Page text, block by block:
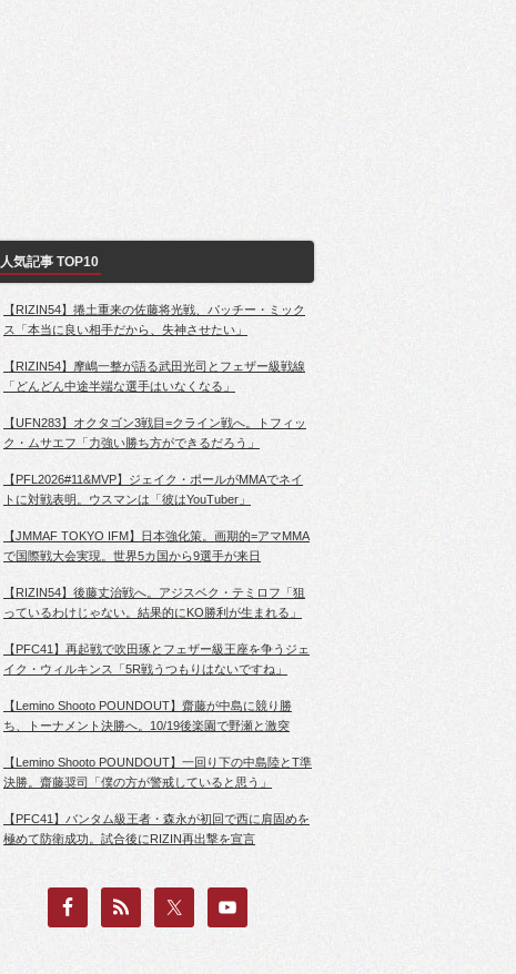
人気記事 TOP10
【RIZIN54】捲土重来の佐藤将光戦、パッチー・ミック
ス「本当に良い相手だから、失神させたい」
【RIZIN54】摩嶋一整が語る武田光司とフェザー級戦線
「どんどん中途半端な選手はいなくなる」
【UFN283】オクタゴン3戦目=クライン戦へ。トフィッ
ク・ムサエフ「力強い勝ち方ができるだろう」
【PFL2026#11&MVP】ジェイク・ポールがMMAでネイ
トに対戦表明。ウスマンは「彼はYouTuber」
【JMMAF TOKYO IFM】日本強化策。画期的=アマMMA
で国際戦大会実現。世界5カ国から9選手が来日
【RIZIN54】後藤丈治戦へ。アジスベク・テミロフ「狙
っているわけじゃない。結果的にKO勝利が生まれる」
【PFC41】再起戦で吹田琢とフェザー級王座を争うジェ
イク・ウィルキンス「5R戦うつもりはないですね」
【Lemino Shooto POUNDOUT】齋藤が中島に競り勝
ち、トーナメント決勝へ。10/19後楽園で野瀬と激突
【Lemino Shooto POUNDOUT】一回り下の中島陸とT準
決勝。齋藤奨司「僕の方が警戒していると思う」
【PFC41】バンタム級王者・森永が初回で西に肩固めを
極めて防衛成功。試合後にRIZIN再出撃を宣言